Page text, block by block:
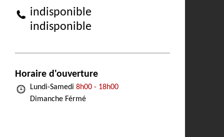
indisponible
indisponible
Horaire d'ouverture
Lundi-Samedi 8h00 - 18h00
Dimanche Férmé